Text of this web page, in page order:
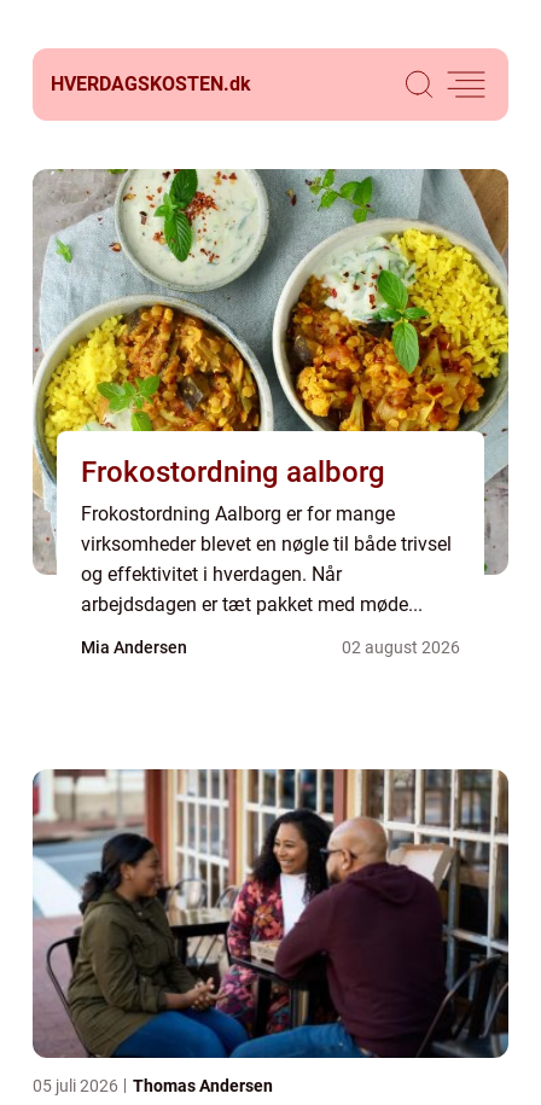
HVERDAGSKOSTEN.dk
Frokostordning aalborg
Frokostordning Aalborg er for mange
virksomheder blevet en nøgle til både trivsel
og effektivitet i hverdagen. Når
arbejdsdagen er tæt pakket med møde...
Mia Andersen 02 august 2026
05 juli 2026 Thomas Andersen